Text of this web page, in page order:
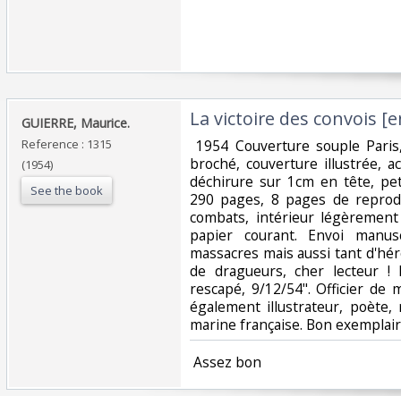
‎GUIERRE, Maurice.‎
Reference : 1315
(1954)
See the book
‎La victoire des convois
1954 Couverture souple
broché, couverture illustrée,
déchirure sur 1cm en tête,
290 pages, 8 pages de
combats, intérieur
papier courant. Envoi
massacres mais aussi tant
de dragueurs, cher lecteur !
rescapé, 9/12/54". Officier de
également illustrateur,
marine française. Bon
‎ Assez bon ‎